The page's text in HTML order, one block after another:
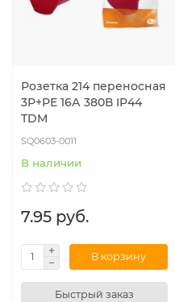
Розетка 214 переносная
3Р+РЕ 16А 380В IP44
TDM
SQ0603-0011
В наличии
7.95 руб.
В корзину
Быстрый заказ